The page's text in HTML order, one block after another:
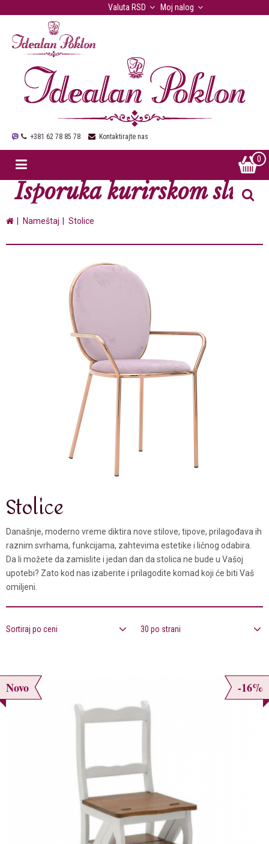
Moj nalog
Valuta RSD
+381 62 78 85 78 Kontaktirajte nas
0
Isporuka kurirskom
Nameštaj Stolice
Stolice
Današnje, moderno vreme diktira nove stilove, tipove, prilagođava ih
raznim svrhama, funkcijama, zahtevima estetike i ličnog odabira.
Da li možete da zamislite i jedan dan da stolica ne bude u Vašoj
upotebi? Zato kod nas izaberite i prilagodite komad koji će biti Vaš
omiljeni.
Sortiraj po ceni 30 po strani
Novo -16%